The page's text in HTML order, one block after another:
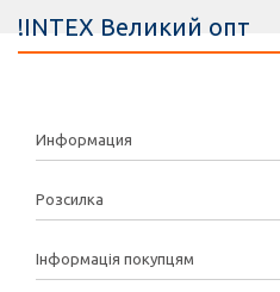
!INTEX Великий опт
Информация
Розсилка
Інформація покупцям